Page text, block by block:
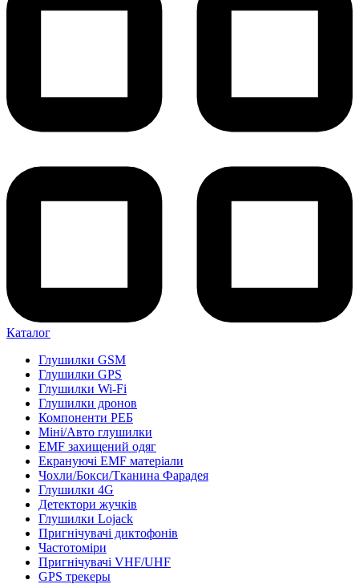
Каталог
Глушилки GSM
Глушилки GPS
Глушилки Wi-Fi
Глушилки дронов
Компоненти РЕБ
Міні/Авто глушилки
EMF захищений одяг
Екрануючі EMF матеріали
Чохли/Бокси/Тканина Фарадея
Глушилки 4G
Детектори жучків
Глушилки Lojack
Пригнічувачі диктофонів
Частотоміри
Пригнічувачі VHF/UHF
GPS трекеры